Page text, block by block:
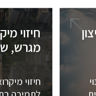
חיזוי
מגרש,
חיזוי